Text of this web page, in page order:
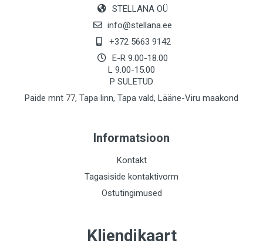
STELLANA OÜ
info@stellana.ee
+372 5663 9142
E-R 9.00-18.00
L 9.00-15.00
P SULETUD
Paide mnt 77, Tapa linn, Tapa vald, Lääne-Viru maakond
Informatsioon
Kontakt
Tagasiside kontaktivorm
Ostutingimused
Kliendikaart